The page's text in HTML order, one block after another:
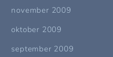
november 2009
oktober 2009
september 2009